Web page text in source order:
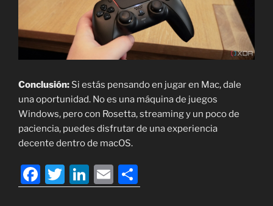
Conclusión: Si estás pensando en jugar en Mac, dale
una oportunidad. No es una máquina de juegos
Windows, pero con Rosetta, streaming y un poco de
paciencia, puedes disfrutar de una experiencia
decente dentro de macOS.
F
a
T
w
Li
n
E
m o